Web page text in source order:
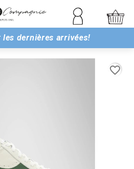
les dernières arrivées!
favorite_border